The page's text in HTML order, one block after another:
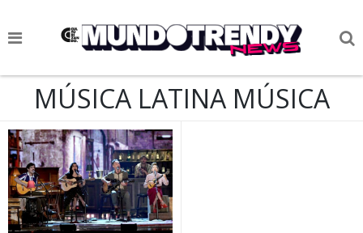
NOTICIAS
CIENCIA Y TECNOLOGÍA
VIDA
SOCIEDAD
MÚSICA LATINA MÚSICA